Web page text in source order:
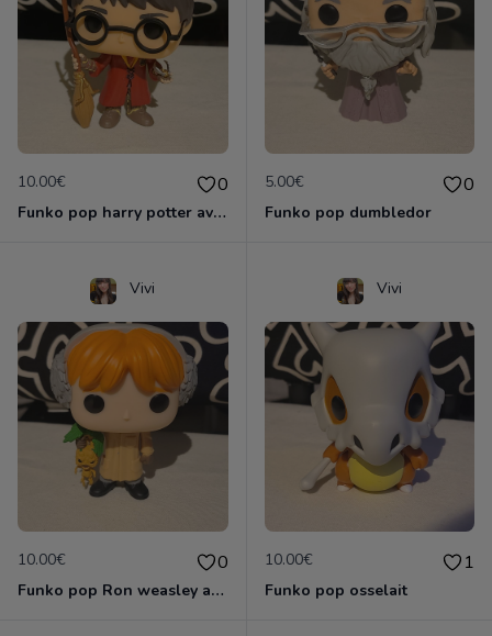
10.00€ 0
Funko pop harry potter avec vif d'or et Nimbus 2000
5.00€ 0
Funko pop dumbledor
Vivi
10.00€ 0
Funko pop Ron weasley avec mandragore
Vivi
10.00€ 1
Funko pop osselait